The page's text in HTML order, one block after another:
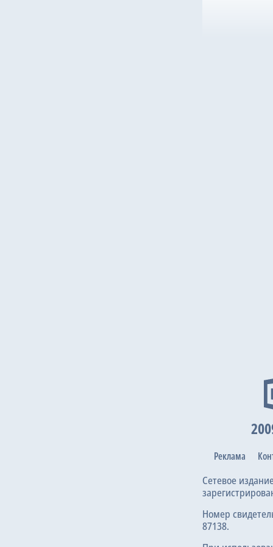
Реклама
Сетевое
Номер
87138.